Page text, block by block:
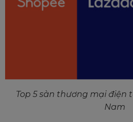
Top 5 sàn thương mại điện
Nam